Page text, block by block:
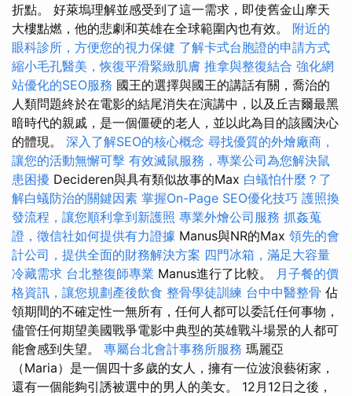
折點。 好萊塢理解並感受到了這一需求，即使舊金山摩天
大樓點燃，他的悲劇和英雄在全球範圍內也有效。 附近的
眼科診所，方便您的視力保健 了解卡式台胞證的申請方式
縮小毛孔醫美，恢復平滑緊緻肌膚 推拿與整復結合 強化網
站優化的SEO服務 國王的選擇與國王的講話有關，喬治的
人類問題終於在電影的結尾消失在演講中，以及丘吉爾最黑
暗時代的親戚，是一個僵硬的老人，並以此為目的該國決心
的體現。 深入了解SEO的核心概念 尋找優質的外燴廠商，
讓您的活動無懈可擊 有效滅鼠服務，專業公司為您解決鼠
患困擾 Decideren與具有類似故事的Max 白蟻怕什麼？了
解白蟻防治的關鍵因素 掌握On-Page SEO優化技巧 護照換
發流程，讓您順利拿到新護照 專業外燴公司服務 抓姦蒐
證，徵信社如何提供有力證據 Manus與NR的Max 領先的會
計公司，提供全面的財務解決方案 四門冰箱，滿足大容量
冷藏需求 台北整復師專業 Manus進行了比較。
月子餐的價
格資訊，讓您規劃產後飲食 整骨學徒訓練 台中中醫整骨 佔
領期間的不確定性一無所有，任何人都可以委託任何事物，
儘管任何期望美國戰爭電影中典型的英雄戰斗場景的人都可
能會感到失望。 專屬台北會計事務所服務 瑪麗亞
（Maria）是一個四十多歲的女人，擁有一位波浪藝術家，
還有一個能夠引誘被選中的男人的美女。 12月12日之後，